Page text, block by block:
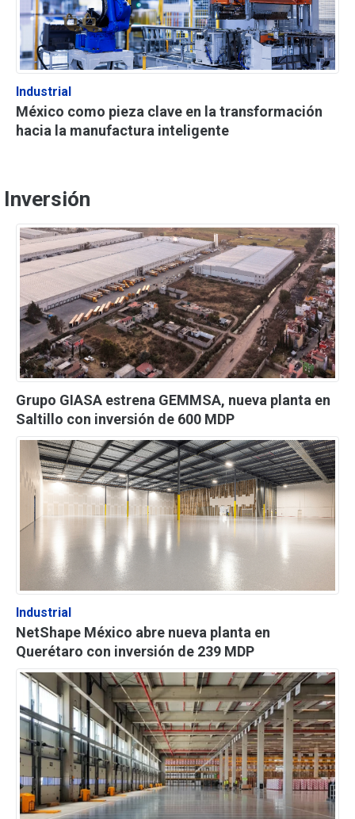
Industrial
México como pieza clave en la transformación
hacia la manufactura inteligente
Inversión
Grupo GIASA estrena GEMMSA, nueva planta en
Saltillo con inversión de 600 MDP
Industrial
NetShape México abre nueva planta en
Querétaro con inversión de 239 MDP